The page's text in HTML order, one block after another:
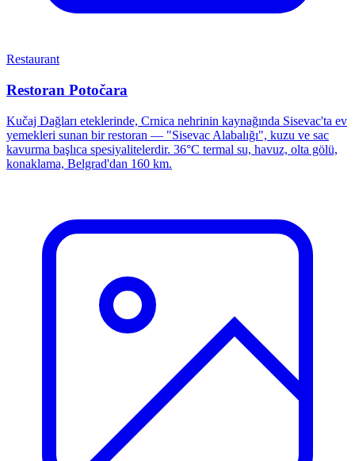
Restaurant
Restoran Potočara
Kučaj Dağları eteklerinde, Crnica nehrinin kaynağında Sisevac'ta ev
yemekleri sunan bir restoran — "Sisevac Alabalığı", kuzu ve sac
kavurma başlıca spesiyalitelerdir. 36°C termal su, havuz, olta gölü,
konaklama, Belgrad'dan 160 km.